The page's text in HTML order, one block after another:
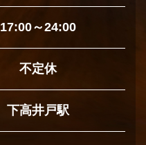
17:00～24:00
不定休
下高井戸駅